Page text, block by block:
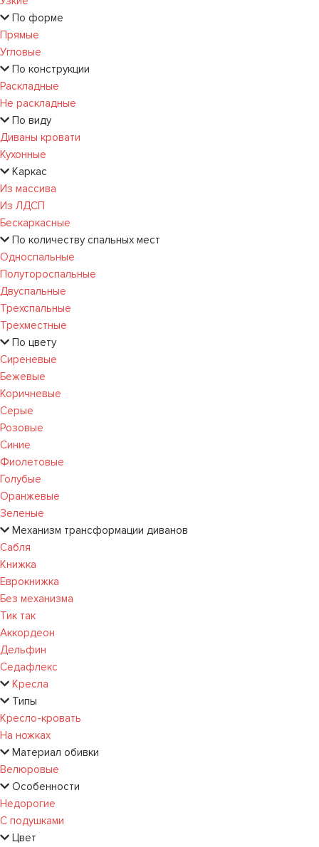
По форме
Прямые
Угловые
По конструкции
Раскладные
Не раскладные
По виду
Диваны кровати
Кухонные
Каркас
Из массива
Из ЛДСП
Бескаркасные
По количеству спальных мест
Односпальные
Полутороспальные
Двуспальные
Трехспальные
Трехместные
По цвету
Сиреневые
Бежевые
Коричневые
Серые
Розовые
Синие
Фиолетовые
Голубые
Оранжевые
Зеленые
Механизм трансформации диванов
Сабля
Книжка
Еврокнижка
Без механизма
Тик так
Аккордеон
Дельфин
Седафлекс
Кресла
Типы
Кресло-кровать
На ножках
Материал обивки
Велюровые
Особенности
Недорогие
С подушками
Цвет